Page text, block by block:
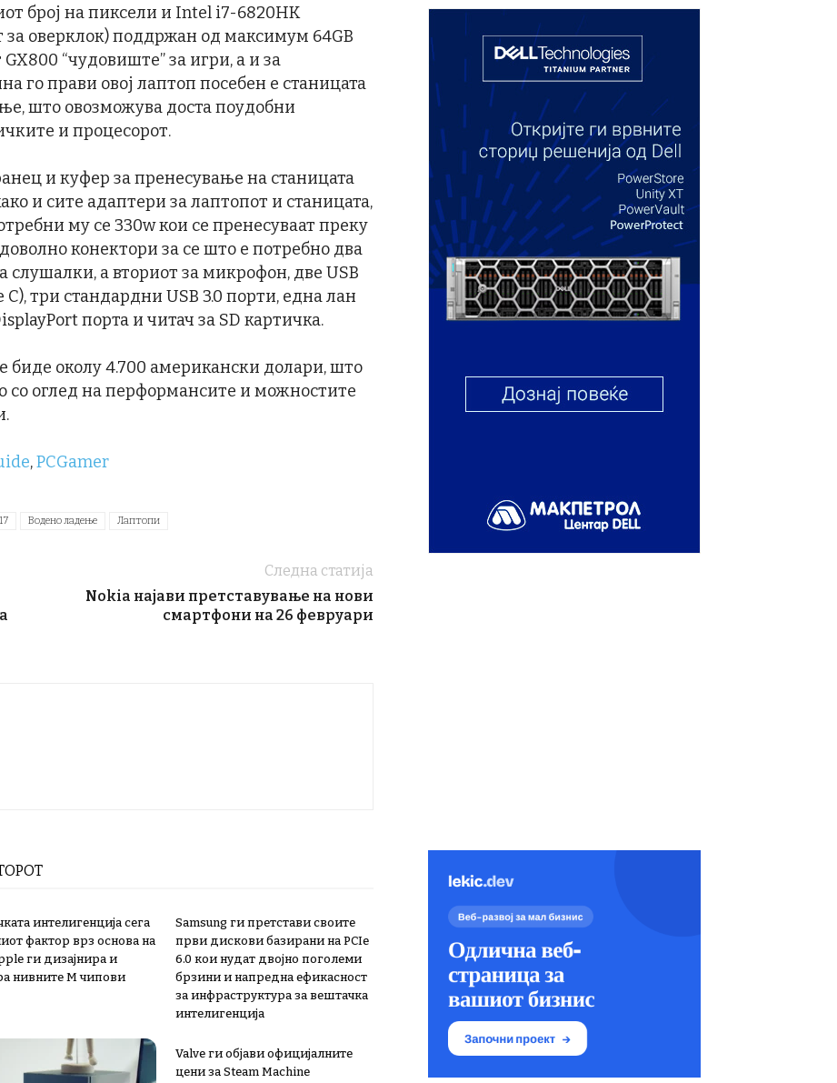
број на пиксели и Intel i7-6820HK
оверклок) поддржан од максимум 64GB
“чудовиште” за игри, а и за
го прави овој лаптоп посебен е станицата
што овозможува доста поудобни
и процесорот.
и куфер за пренесување на станицата
и сите адаптери за лаптопот и станицата,
му се 330w кои се пренесуваат преку
конектори за се што е потребно два
слушалки, а вториот за микрофон, две USB
C), три стандардни USB 3.0 порти, една лан
порта и читач за SD картичка.
биде околу 4.700 американски долари, што
со оглед на перформансите и можностите
,PCGamer
Водено ладење Лаптопи
Следна статија
Nokia најави претставување на нови
смартфони на 26 февруари
интелигенција сега
фактор врз основа на
ги дизајнира и
нивните М чипови
Samsung ги претстави своите
први дискови базирани на PCIe
6.0 кои нудат двојно поголеми
брзини и напредна ефикасност
за инфраструктура за вештачка
интелигенција
Valve ги објави официјалните
цени за Steam Machine